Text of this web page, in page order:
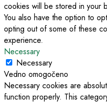
cookies will be stored in your
You also have the option to
opting out of some of these
experience.
Necessary
Necessary
Vedno omogočeno
Necessary cookies are
function properly. This